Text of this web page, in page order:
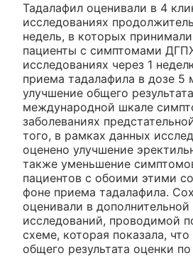
Тадалафил оценивали в 4
исследованиях
недель, в которых
пациенты с симптомами
исследованиях через 1
приема тадалафила в дозе 5
улучшение общего
международной шкале
заболеваниях
того, в рамках данных
оценено улучшение
также уменьшение
пациентов с обоими этими
фоне приема тадалафила.
оценивали в
исследований, проводимой
схеме, которая показала,
общего результата оценки